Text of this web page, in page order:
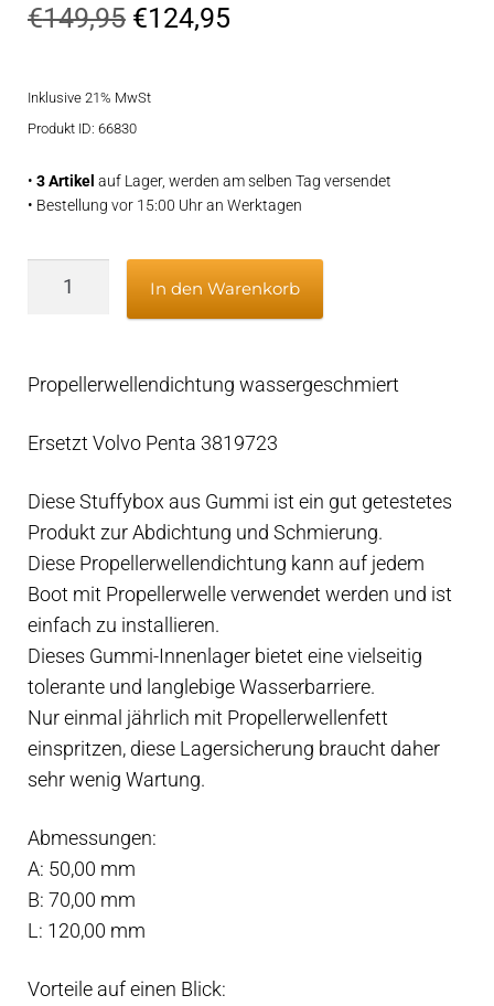
basierend auf
rtung
€149,95 Ursprünglicher
war:
€124,95Aktueller
Inklusive 21% MwSt
Produkt ID: 66830
• 3 Artikel auf Lager, werden am selben Tag versendet
• Bestellung vor 15:00 Uhr an Werktagen
Rohr
Volvo
Penta
3819723
Menge
In den Warenkorb
Propellerwellendichtung wassergeschmiert
Ersetzt Volvo Penta 3819723
Diese Stuffybox aus Gummi ist ein gut getestetes
Produkt zur Abdichtung und Schmierung.
Diese Propellerwellendichtung kann auf jedem
Boot mit Propellerwelle verwendet werden und ist
einfach zu installieren.
Dieses Gummi-Innenlager bietet eine vielseitig
tolerante und langlebige Wasserbarriere.
Nur einmal jährlich mit Propellerwellenfett
einspritzen, diese Lagersicherung braucht daher
sehr wenig Wartung.
Abmessungen:
A: 50,00 mm
B: 70,00 mm
L: 120,00 mm
Vorteile auf einen Blick: